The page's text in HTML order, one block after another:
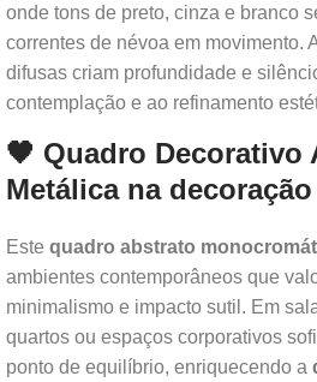
onde tons de preto, cinza e branco
correntes de névoa em movimento.
difusas criam profundidade e
contemplação e ao refinamento
🖤 Quadro Decorativo
Metálica na decoração
Este quadro abstrato
ambientes contemporâneos que
minimalismo e impacto sutil. Em
quartos ou espaços corporativos
ponto de equilíbrio, enriquecendo a